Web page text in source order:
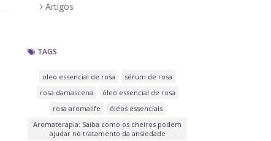
Artigos
TAGS
oleo essencial de rosa
sérum de rosa
rosa damascena
óleo essencial de rosa
rosa aromalife
óleos essenciais
Aromaterapia: Saiba como os cheiros podem
ajudar no tratamento da ansiedade